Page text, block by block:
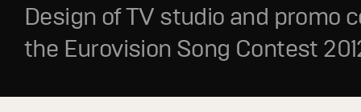
Design of TV studio and promo
the Eurovision Song Contest